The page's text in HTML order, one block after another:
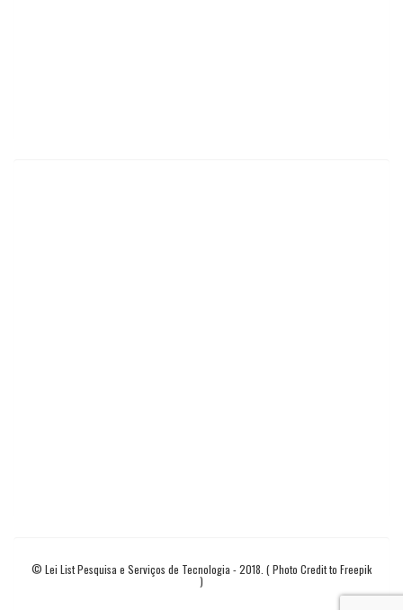
© Lei List Pesquisa e Serviços de Tecnologia - 2018. ( Photo Credit to Freepik
)